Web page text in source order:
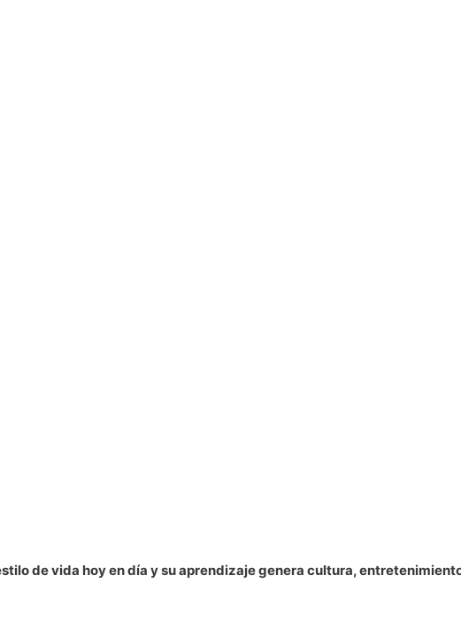
de vida hoy en día y su aprendizaje genera cultura,